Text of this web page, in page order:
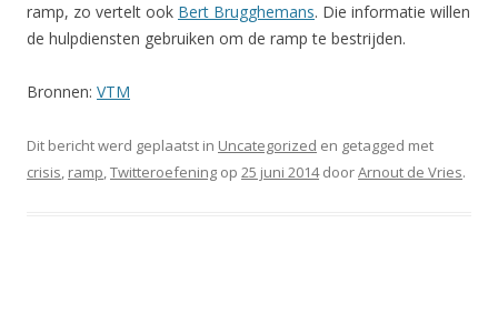
ramp, zo vertelt ook Bert Brugghemans. Die informatie willen
de hulpdiensten gebruiken om de ramp te bestrijden.
Bronnen: VTM
Dit bericht werd geplaatst in Uncategorized en getagged met
crisis, ramp,Twitteroefening op 25 juni 2014doorArnout de Vries.